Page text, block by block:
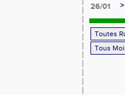
26/01
>